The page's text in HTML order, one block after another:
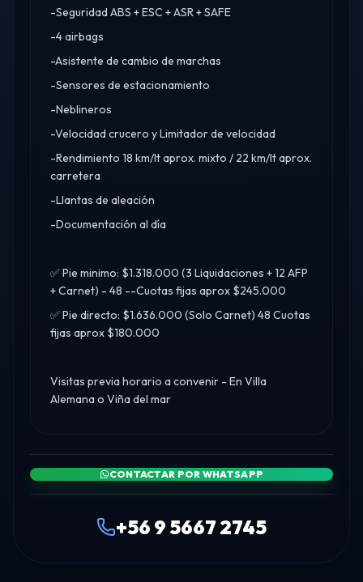
-Seguridad ABS + ESC + ASR + SAFE
-4 airbags
-Asistente de cambio de marchas
-Sensores de estacionamiento
-Neblineros
-Velocidad crucero y Limitador de velocidad
-Rendimiento 18 km/lt aprox. mixto / 22 km/lt aprox.
carretera
-Llantas de aleación
-Documentación al día
✅️ Pie minimo: $1.318.000 (3 Liquidaciones + 12 AFP
+ Carnet) - 48 --Cuotas fijas aprox $245.000
✅️ Pie directo: $1.636.000 (Solo Carnet) 48 Cuotas
fijas aprox $180.000
Visitas previa horario a convenir - En Villa
Alemana o Viña del mar
CONTACTAR POR WHATSAPP
+56 9 5667 2745